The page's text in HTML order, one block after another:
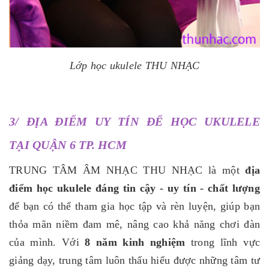
Lớp học ukulele THU NHẠC
3/ ĐỊA ĐIỂM UY TÍN ĐỂ HỌC UKULELE
TẠI QUẬN 6 TP. HCM
TRUNG TÂM ÂM NHẠC THU NHẠC là mộtđịa
điểm học ukulele đáng tin cậy - uy tín - chất lượng
để bạn có thể tham gia học tập và rèn luyện, giúp bạn
thỏa mãn niềm đam mê, nâng cao khả năng chơi đàn
của mình. Với8 năm kinh nghiệm trong lĩnh vực
giảng dạy, trung tâm luôn thấu hiểu được những tâm tư